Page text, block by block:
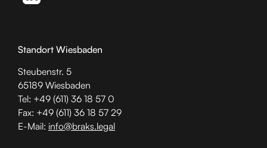
Standort Wiesbaden
Steubenstr. 5
65189 Wiesbaden
Tel: +49 (611) 36 18 57 0
Fax: +49 (611) 36 18 57 29
E-Mail: info@braks.legal